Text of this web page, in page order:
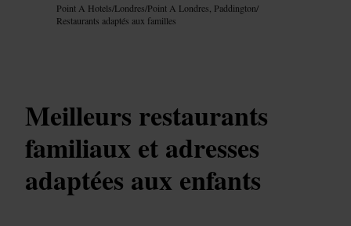
Point A Hotels/Londres/Point A Londres, Paddington/
Restaurants adaptés aux familles
Meilleurs restaurants
familiaux et adresses
adaptées aux enfants